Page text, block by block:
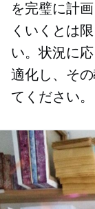
を完璧に計
くいくとは
い。状況に
適化し、そ
てください。